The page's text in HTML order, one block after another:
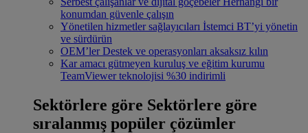
konumdan güvenle çalışın
Yönetilen hizmetler sağlayıcıları İstemci BT’yi yönetin
ve sürdürün
OEM’ler Destek ve operasyonları aksaksız kılın
Kar amacı gütmeyen kuruluş ve eğitim kurumu
TeamViewer teknolojisi %30 indirimli
Sektörlere göre Sektörlere göre
sıralanmış popüler çözümler